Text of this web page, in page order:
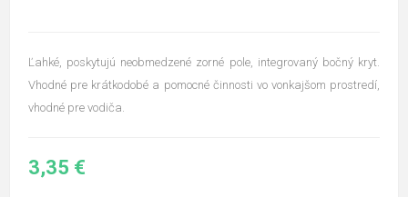
Ľahké, poskytujú neobmedzené zorné pole, integrovaný bočný kryt.
Vhodné pre krátkodobé a pomocné činnosti vo vonkajšom prostredí,
vhodné pre vodiča.
3,35 €